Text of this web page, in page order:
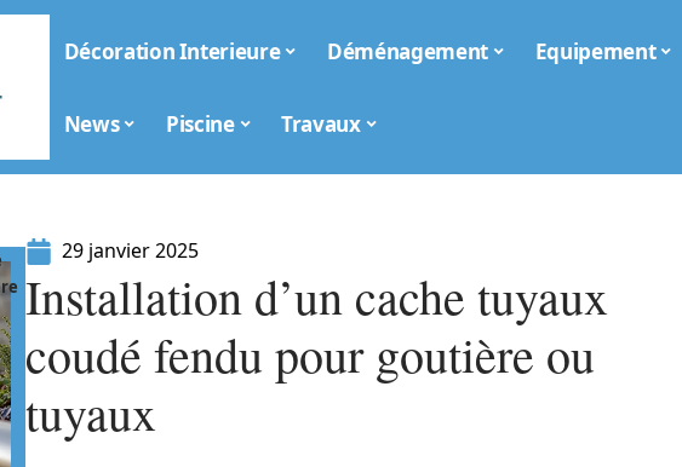
Décoration Interieure Déménagement Equipement
News Piscine Travaux
29 janvier 2025
Installation d’un cache tuyaux
coudé fendu pour goutière ou
tuyaux